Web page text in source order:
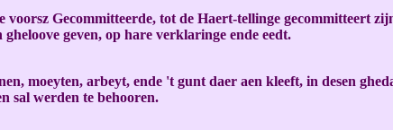
Gecommitteerde, tot de Haert-tellinge gecommitteert
geven, op hare verklaringe ende eedt.
moeyten, arbeyt, ende 't gunt daer aen kleeft, in desen
sal werden te behooren.